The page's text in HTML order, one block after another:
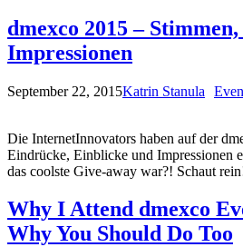
dmexco 2015 –
Impressionen
September 22, 2015Katrin Stanula
Die InternetInnovators haben auf der
Eindrücke, Einblicke und Impressionen
das coolste Give-away war?! Schaut
Why I Attend dmexco
Why You Should Do Too